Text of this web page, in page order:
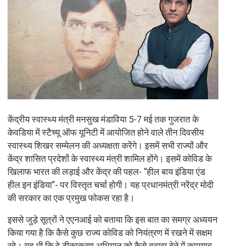
केंद्रीय स्वास्थ्य मंत्री मनसुख मंडाविया 5-7 मई तक गुजरात के
केवडिया में स्टैच्यू ऑफ यूनिटी में आयोजित होने वाले तीन दिवसीय
स्वास्थ्य शिखर सम्मेलन की अध्यक्षता करेंगे। इसमें सभी राज्यों और
केंद्र शासित प्रदेशों के स्वास्थ्य मंत्री शामिल होंगे। इसमें कोविड के
खिलाफ भारत की लड़ाई और केंद्र की पहल- “हील बाय इंडिया एंड
हील इन इंडिया”- पर विस्तृत चर्चा होगी। यह प्रधानमंत्री नरेंद्र मोदी
की सरकार का एक प्रमुख फोकस रहा है।
इससे जुड़े सूत्रों ने एएनआई को बताया कि इस बात का समग्र अध्ययन
किया गया है कि कैसे कुछ राज्य कोविड को नियंत्रण में रखने में सक्षम